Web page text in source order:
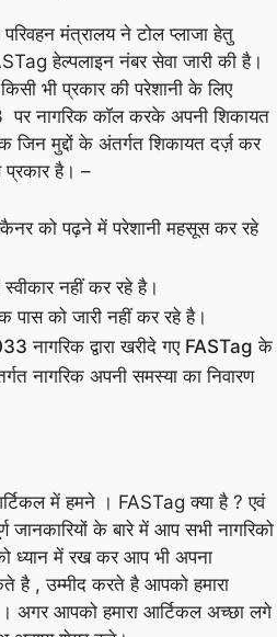
परिवहन मंत्रालय ने टोल प्लाजा हेतु
हेल्पलाइन नंबर सेवा जारी की है।
भी प्रकार की परेशानी के लिए
नागरिक कॉल करके अपनी शिकायत
जिन मुद्दों के अंतर्गत शिकायत दर्ज़ कर
है। –
को पढ़ने में परेशानी महसूस कर रहे
नहीं कर रहे है।
पास को जारी नहीं कर रहे है।
नागरिक द्वारा खरीदे गए FASTag के
नागरिक अपनी समस्या का निवारण
में हमने । FASTag क्या है ? एवं
जानकारियों के बारे में आप सभी नागरिको
ध्यान में रख कर आप भी अपना
है , उम्मीद करते है आपको हमारा
अगर आपको हमारा आर्टिकल अच्छा लगे